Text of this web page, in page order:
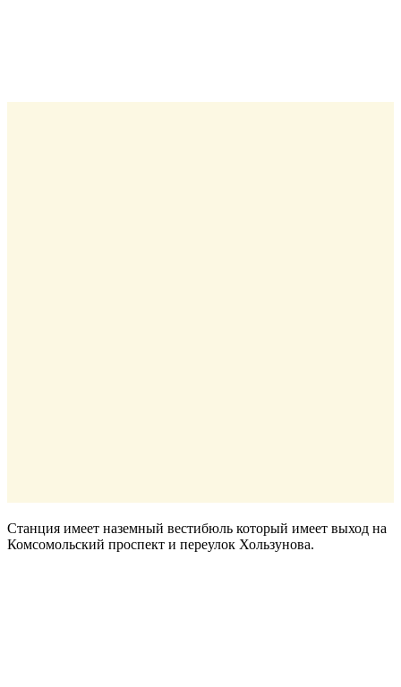
Станция имеет наземный вестибюль который имеет выход на
Комсомольский проспект и переулок Хользунова.